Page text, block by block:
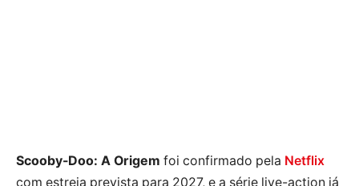
Scooby-Doo: A Origem foi confirmado pela Netflix
com estreia prevista para 2027, e a série live-action já